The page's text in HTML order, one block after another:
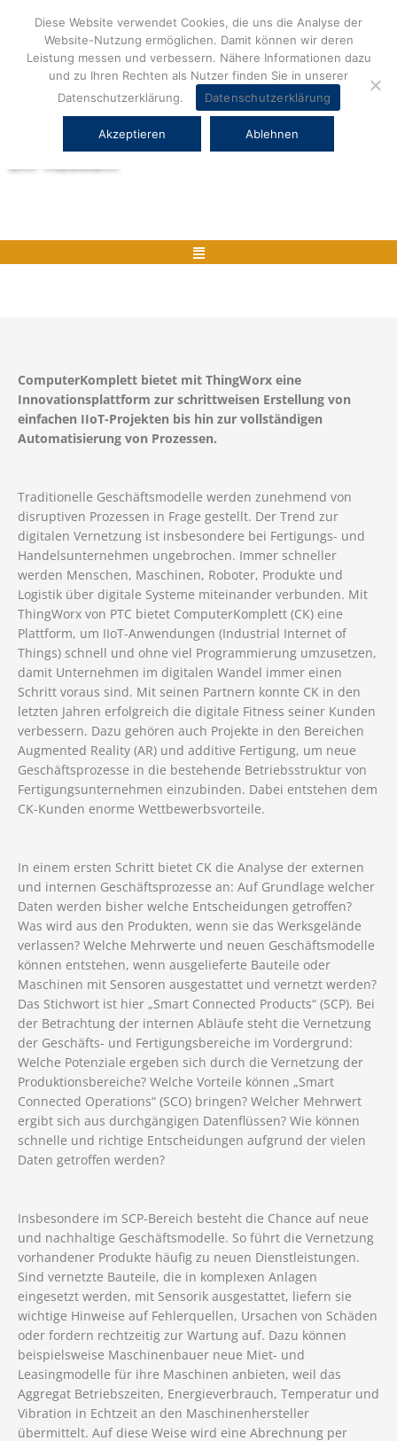
springen
Herstellerneutrale ERP Beratung und
Menü
ComputerKomplett bietet mit ThingWorx eine
Innovationsplattform zur schrittweisen Erstellung von
einfachen IIoT-Projekten bis hin zur vollständigen
Automatisierung von Prozessen.
Traditionelle Geschäftsmodelle werden zunehmend von
disruptiven Prozessen in Frage gestellt. Der Trend zur
digitalen Vernetzung ist insbesondere bei Fertigungs- und
Handelsunternehmen ungebrochen. Immer schneller
werden Menschen, Maschinen, Roboter, Produkte und
Logistik über digitale Systeme miteinander verbunden. Mit
ThingWorx von PTC bietet ComputerKomplett (CK) eine
Plattform, um IIoT-Anwendungen (Industrial Internet of
Things) schnell und ohne viel Programmierung umzusetzen,
damit Unternehmen im digitalen Wandel immer einen
Schritt voraus sind. Mit seinen Partnern konnte CK in den
letzten Jahren erfolgreich die digitale Fitness seiner Kunden
verbessern. Dazu gehören auch Projekte in den Bereichen
Augmented Reality (AR) und additive Fertigung, um neue
Geschäftsprozesse in die bestehende Betriebsstruktur von
Fertigungsunternehmen einzubinden. Dabei entstehen dem
CK-Kunden enorme Wettbewerbsvorteile.
In einem ersten Schritt bietet CK die Analyse der externen
und internen Geschäftsprozesse an: Auf Grundlage welcher
Daten werden bisher welche Entscheidungen getroffen?
Was wird aus den Produkten, wenn sie das Werksgelände
verlassen? Welche Mehrwerte und neuen Geschäftsmodelle
können entstehen, wenn ausgelieferte Bauteile oder
Maschinen mit Sensoren ausgestattet und vernetzt werden?
Das Stichwort ist hier „Smart Connected Products“ (SCP). Bei
der Betrachtung der internen Abläufe steht die Vernetzung
der Geschäfts- und Fertigungsbereiche im Vordergrund:
Welche Potenziale ergeben sich durch die Vernetzung der
Produktionsbereiche? Welche Vorteile können „Smart
Connected Operations“ (SCO) bringen? Welcher Mehrwert
ergibt sich aus durchgängigen Datenflüssen? Wie können
schnelle und richtige Entscheidungen aufgrund der vielen
Daten getroffen werden?
Insbesondere im SCP-Bereich besteht die Chance auf neue
und nachhaltige Geschäftsmodelle. So führt die Vernetzung
vorhandener Produkte häufig zu neuen Dienstleistungen.
Sind vernetzte Bauteile, die in komplexen Anlagen
eingesetzt werden, mit Sensorik ausgestattet, liefern sie
wichtige Hinweise auf Fehlerquellen, Ursachen von Schäden
oder fordern rechtzeitig zur Wartung auf. Dazu können
beispielsweise Maschinenbauer neue Miet- und
Leasingmodelle für ihre Maschinen anbieten, weil das
Aggregat Betriebszeiten, Energieverbrauch, Temperatur und
Vibration in Echtzeit an den Maschinenhersteller
übermittelt. Auf diese Weise wird eine Abrechnung per
Diese Website verwendet Cookies, die uns die Analyse der
Website-Nutzung ermöglichen. Damit können wir deren
Leistung messen und verbessern. Nähere Informationen dazu
und zu Ihren Rechten als Nutzer finden Sie in unserer
Datenschutzerklärung.
Datenschutzerklärung
Akzeptieren Ablehnen